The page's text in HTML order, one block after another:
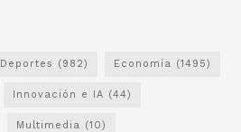
Deportes (982) Economía (1495)
Innovación e IA (44)
Multimedia (10)